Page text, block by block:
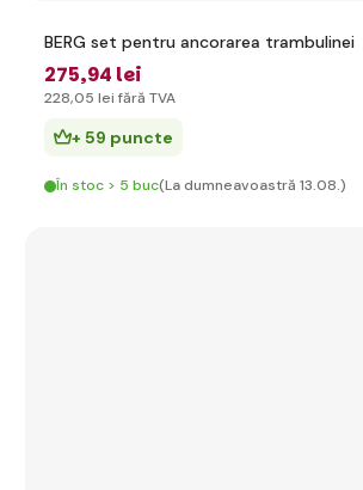
BERG set pentru ancorarea trambulinei
275,94 lei
228,05 lei fără TVA
+ 59 puncte
În stoc > 5 buc(La dumneavoastră 13.08.)